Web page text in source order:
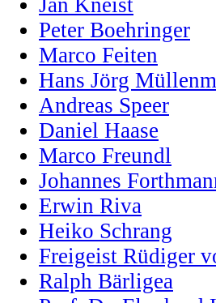
Jan Kneist
Peter Boehringer
Marco Feiten
Hans Jörg
Andreas Speer
Daniel Haase
Marco Freundl
Johannes
Erwin Riva
Heiko Schrang
Freigeist Rüdiger
Ralph Bärligea